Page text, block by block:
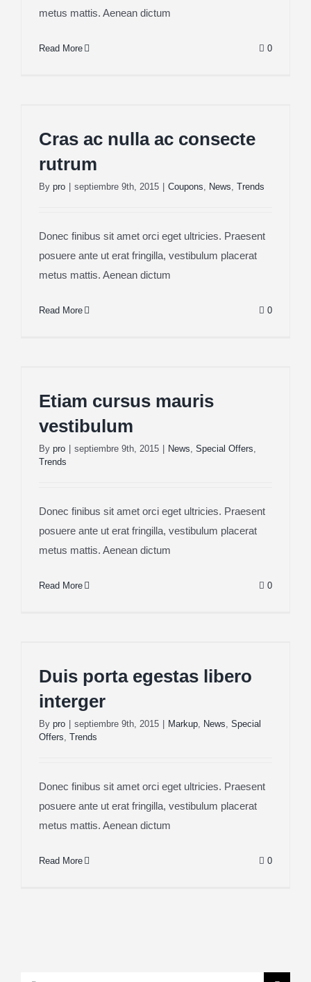
metus mattis. Aenean dictum
Read More 0
Cras ac nulla ac consecte
rutrum
By pro | septiembre 9th, 2015 | Coupons News Trends
Donec finibus sit amet orci eget ultricies. Praesent
posuere ante ut erat fringilla, vestibulum placerat
metus mattis. Aenean dictum
Read More 0
Etiam cursus mauris
vestibulum
By pro | septiembre 9th, 2015 | News Special Offers
Trends
Donec finibus sit amet orci eget ultricies. Praesent
posuere ante ut erat fringilla, vestibulum placerat
metus mattis. Aenean dictum
Read More 0
Duis porta egestas libero
interger
By pro | septiembre 9th, 2015 | Markup News Special
Offers Trends
Donec finibus sit amet orci eget ultricies. Praesent
posuere ante ut erat fringilla, vestibulum placerat
metus mattis. Aenean dictum
Read More 0